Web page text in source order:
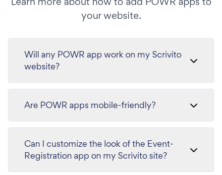
your website.
Will any POWR app work on my Scrivito
website?
Are POWR apps mobile-friendly?
Can I customize the look of the Event-
Registration app on my Scrivito site?